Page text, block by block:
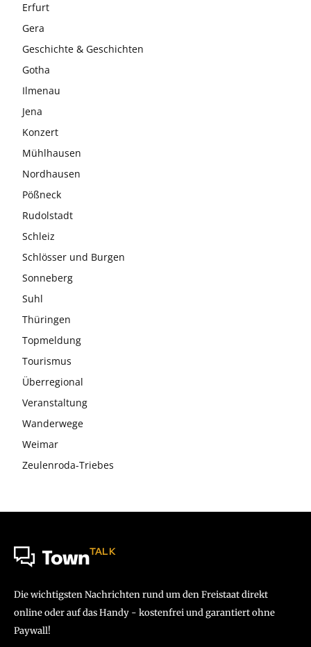
Erfurt
Gera
Geschichte & Geschichten
Gotha
Ilmenau
Jena
Konzert
Mühlhausen
Nordhausen
Pößneck
Rudolstadt
Schleiz
Schlösser und Burgen
Sonneberg
Suhl
Thüringen
Topmeldung
Tourismus
Überregional
Veranstaltung
Wanderwege
Weimar
Zeulenroda-Triebes
TownTALK
Die wichtigsten Nachrichten rund um den Freistaat direkt
online oder auf das Handy - kostenfrei und garantiert ohne
Paywall!